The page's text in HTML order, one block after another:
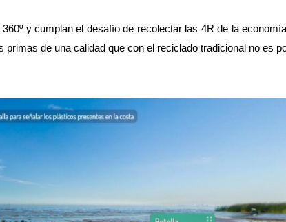
y cumplan el desafío de recolectar las 4R de la
primas de una calidad que con el reciclado tradicional no es